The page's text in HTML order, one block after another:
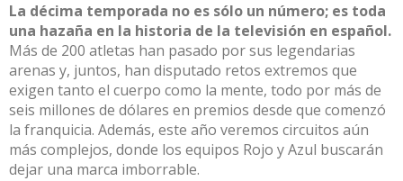
La décima temporada no es sólo un número; es toda
una hazaña en la historia de la televisión en español.
Más de 200 atletas han pasado por sus legendarias
arenas y, juntos, han disputado retos extremos que
exigen tanto el cuerpo como la mente, todo por más de
seis millones de dólares en premios desde que comenzó
la franquicia. Además, este año veremos circuitos aún
más complejos, donde los equipos Rojo y Azul buscarán
dejar una marca imborrable.​